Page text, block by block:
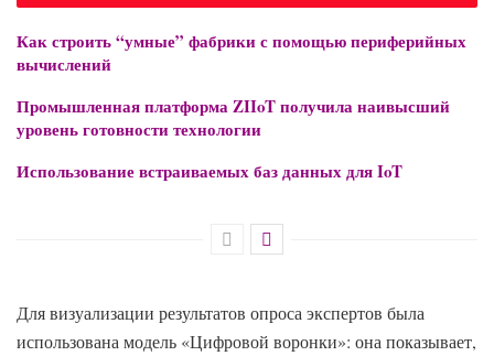
Как строить “умные” фабрики с помощью периферийных
вычислений
Промышленная платформа ZIIoT получила наивысший
уровень готовности технологии
Использование встраиваемых баз данных для IoT
Для визуализации результатов опроса экспертов была
использована модель «Цифровой воронки»: она показывает,